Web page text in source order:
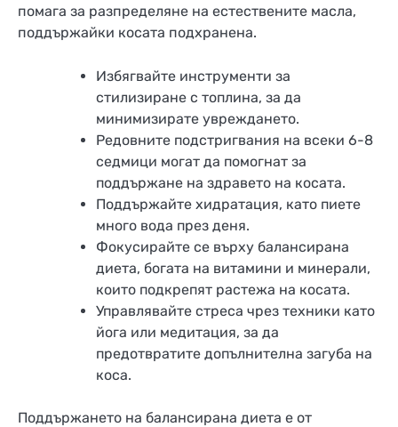
помага за разпределяне на естествените масла,
поддържайки косата подхранена.
Избягвайте инструменти за
стилизиране с топлина, за да
минимизирате увреждането.
Редовните подстригвания на всеки 6-8
седмици могат да помогнат за
поддържане на здравето на косата.
Поддържайте хидратация, като пиете
много вода през деня.
Фокусирайте се върху балансирана
диета, богата на витамини и минерали,
които подкрепят растежа на косата.
Управлявайте стреса чрез техники като
йога или медитация, за да
предотвратите допълнителна загуба на
коса.
Поддържането на балансирана диета е от